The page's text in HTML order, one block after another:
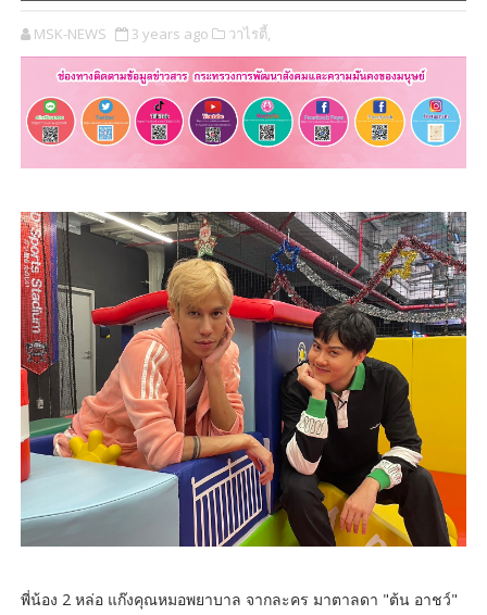
MSK-NEWS 3 years ago วาไรตี้,
พี่น้อง 2 หล่อ แก๊งคุณหมอพยาบาล จากละคร มาตาลดา "ต้น อาชว์"